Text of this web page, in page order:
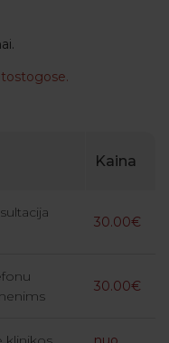
Kaina
30.00€
30.00€